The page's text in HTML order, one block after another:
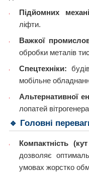
Підйомних
ліфти.
Важкої
обробки металів
Спецтехніки:
мобільне
Альтернативної
лопатей
🔹 Головні
Компактність
дозволяє
умовах жорстко